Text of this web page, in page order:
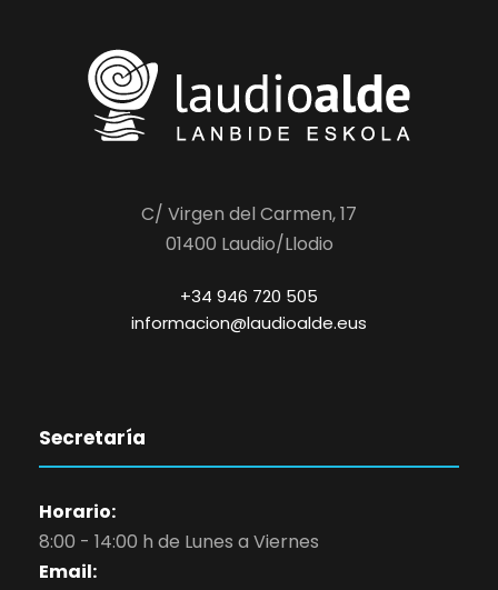
C/ Virgen del Carmen, 17
01400 Laudio/Llodio
+34 946 720 505
informacion@laudioalde.eus
Secretaría
Horario:
8:00 - 14:00 h de Lunes a Viernes
Email: